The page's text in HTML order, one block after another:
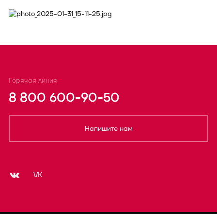
Горячая линия
8 800 600-90-50
Напишите нам
VK